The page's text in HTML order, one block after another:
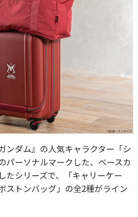
ンダム』の人気キャラクター「シ
パーソナルマークした、ベースカ
たシリーズで、「キャリーケー
ストンバッグ」の全2種がライン